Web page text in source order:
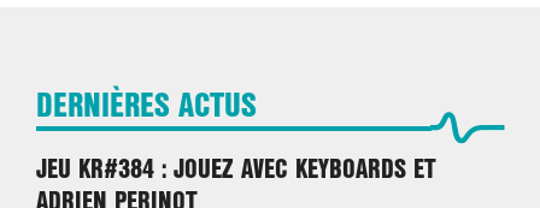
DERNIÈRES ACTUS
JEU KR#384 : JOUEZ AVEC KEYBOARDS ET
ADRIEN PERINOT